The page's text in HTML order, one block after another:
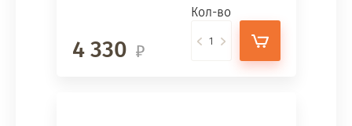
4 330
Кол-во